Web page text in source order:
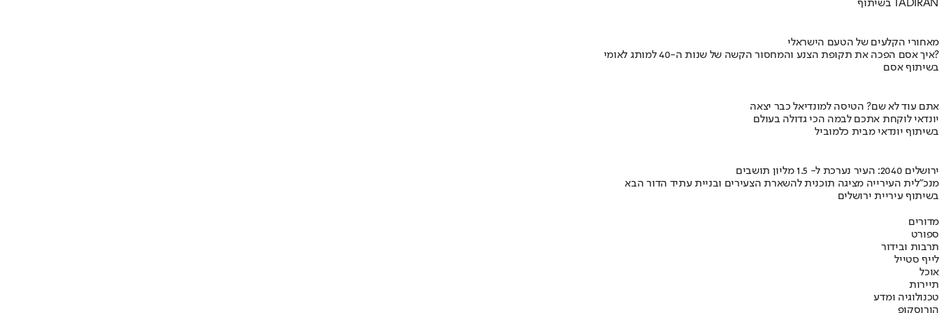
בשיתוף TADIRAN
מאחורי הקלעים של הטעם הישראלי
איך אסם הפכה את תקופת הצנע והמחסור הקשה של שנות ה-40 למותג לאומי?
בשיתוף אסם
אתם עוד לא שם? הטיסה למונדיאל כבר יצאה
יונדאי לוקחת אתכם לבמה הכי גדולה בעולם
בשיתוף יונדאי מבית כלמוביל
ירושלים 2040: העיר נערכת ל- 1.5 מליון תושבים
מנכ"לית העירייה מציגה תוכנית להשארת הצעירים ובניית עתיד הדור הבא
בשיתוף עיריית ירושלים
מדורים
ספורט
תרבות ובידור
לייף סטייל
אוכל
תיירות
טכנולוגיה ומדע
הורוסקופ